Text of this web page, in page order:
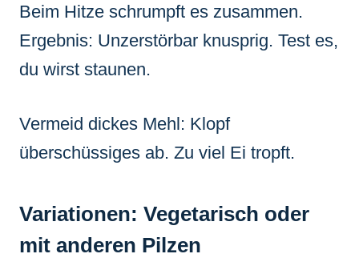
Beim Hitze schrumpft es zusammen.
Ergebnis: Unzerstörbar knusprig. Test es,
du wirst staunen.
Vermeid dickes Mehl: Klopf
überschüssiges ab. Zu viel Ei tropft.
Variationen: Vegetarisch oder
mit anderen Pilzen